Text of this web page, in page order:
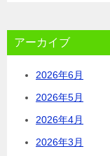
アーカイブ
2026年6月
2026年5月
2026年4月
2026年3月